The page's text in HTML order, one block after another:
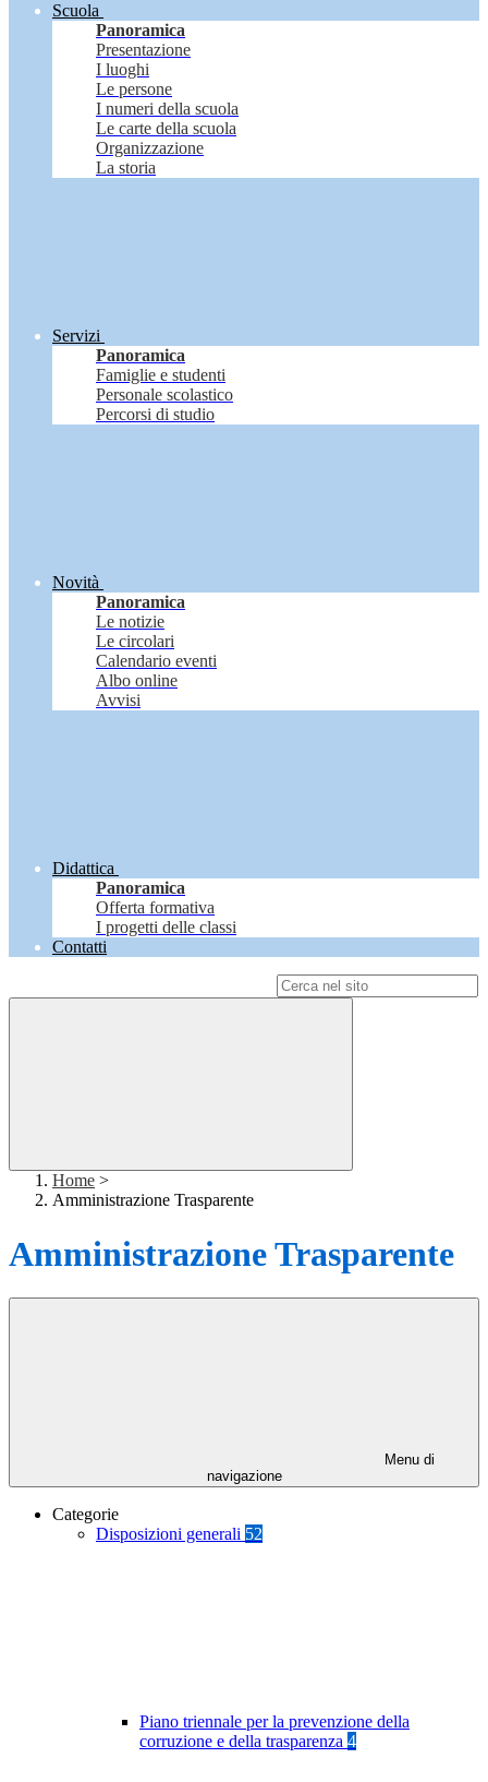
Scuola
Panoramica
Presentazione
I luoghi
Le persone
I numeri della scuola
Le carte della scuola
Organizzazione
La storia
Servizi
Panoramica
Famiglie e studenti
Personale scolastico
Percorsi di studio
Novità
Panoramica
Le notizie
Le circolari
Calendario eventi
Albo online
Avvisi
Didattica
Panoramica
Offerta formativa
I progetti delle classi
Contatti
Home >
Amministrazione Trasparente
Amministrazione Trasparente
Menu di
navigazione
Categorie
Disposizioni generali 52
Piano triennale per la prevenzione della
corruzione e della trasparenza 4